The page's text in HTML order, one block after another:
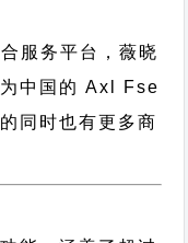
服务平台，薇晓
中国的 Axl Fse
同时也有更多商